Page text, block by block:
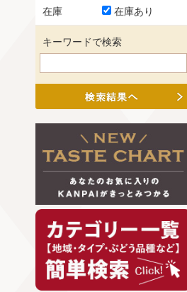
在庫 在庫あり
キーワードで検索